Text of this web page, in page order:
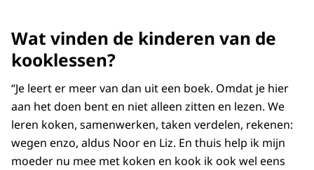
Wat vinden de kinderen van de
kooklessen?
“Je leert er meer van dan uit een boek. Omdat je hier
aan het doen bent en niet alleen zitten en lezen. We
leren koken, samenwerken, taken verdelen, rekenen:
wegen enzo, aldus Noor en Liz. En thuis help ik mijn
moeder nu mee met koken en kook ik ook wel eens